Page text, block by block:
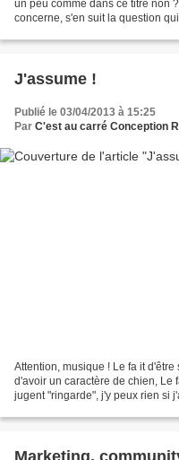
un peu comme dans ce titre non
concerne, s'en suit la question
J'assume !
Publié le 03/04/2013 à 15:25
Par C'est au carré Conception
Attention, musique ! Le fa it
d'avoir un caractère de chien, Le
jugent "ringarde", j'y peux rien si
Marketing,